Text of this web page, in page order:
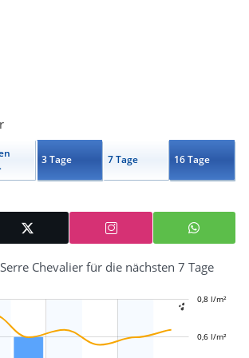
3 Tage 7 Tage 16 Tage
Chevalier für die nächsten 7 Tage

-0,2 l/m²
-0,1 l/m²
0,1 l/m²
1 l/m²
0,8 l/m²
0,6 l/m²
-0,4 l/m²